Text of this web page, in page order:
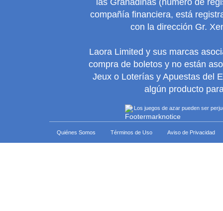
compañía financiera, está
con la dirección Gr.
Laora Limited y sus marcas
compra de boletos y no están
Jeux o Loterías y Apuestas del
algún producto
Los juegos de azar pueden ser
Quiénes Somos Términos de Uso Aviso de Privacidad